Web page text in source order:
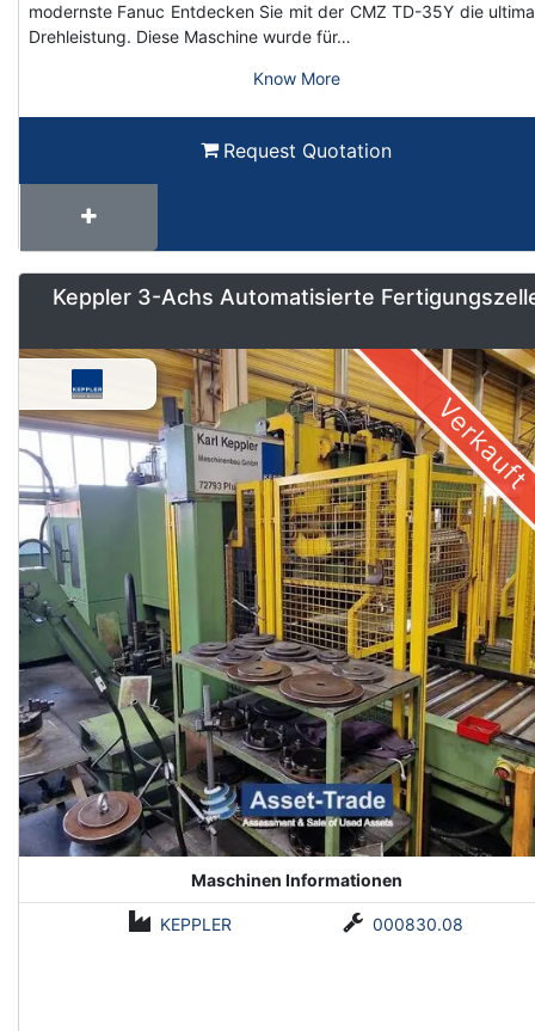
modernste Fanuc Entdecken Sie mit der CMZ TD-35Y die
Drehleistung. Diese Maschine wurde für…
Know More
Request Quotation
Keppler 3-Achs Automatisierte
Verkauft
Maschinen Informationen
KEPPLER 000830.08